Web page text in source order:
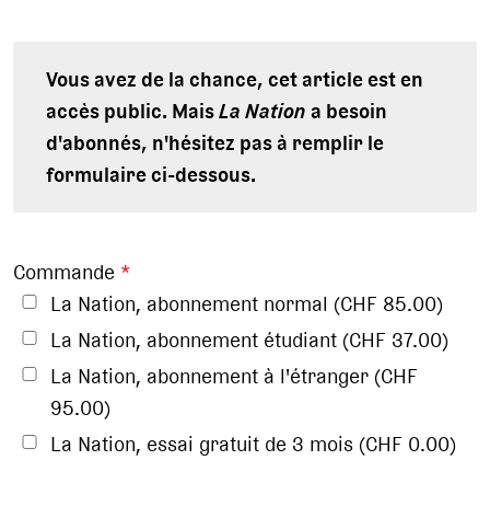
Vous avez de la chance, cet article est en
accès public. MaisLa Nationa besoin
d'abonnés, n'hésitez pas à remplir le
formulaire ci-dessous.
Commande *
La Nation, abonnement normal (CHF 85.00)
La Nation, abonnement étudiant (CHF 37.00)
La Nation, abonnement à l'étranger (CHF
95.00)
La Nation, essai gratuit de 3 mois (CHF 0.00)